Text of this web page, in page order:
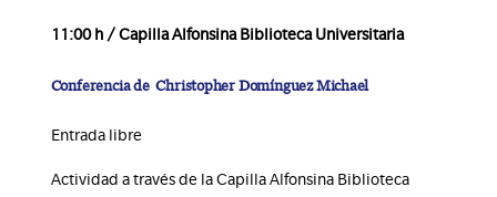
11:00 h / Capilla Alfonsina Biblioteca Universitaria
Conferencia de Christopher Domínguez Michael
Entrada libre
Actividad a través de la Capilla Alfonsina Biblioteca